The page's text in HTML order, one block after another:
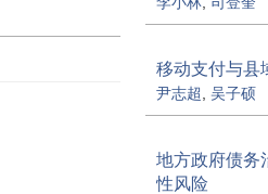
移动支付与县
尹志超 吴子硕
地方政府债务
性风险